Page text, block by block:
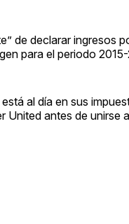
de declarar ingresos
para el periodo
al día en sus
antes de unirse